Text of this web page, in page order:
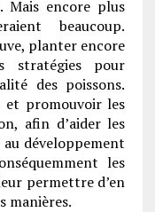
Mais encore plus
beaucoup.
planter encore
stratégies pour
des poissons.
et promouvoir les
afin d’aider les
développement
les
permettre d’en
manières.